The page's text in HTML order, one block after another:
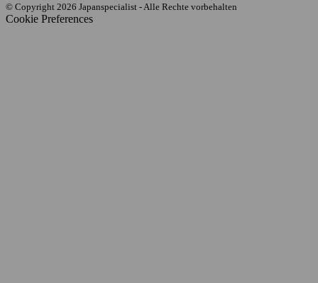
© Copyright 2026 Japanspecialist - Alle Rechte vorbehalten
Cookie Preferences